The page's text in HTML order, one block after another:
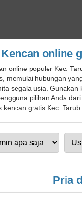
Kencan online
online populer Kec.
memulai hubungan
segala usia.
pilihan Anda
gratis Kec.
Pria